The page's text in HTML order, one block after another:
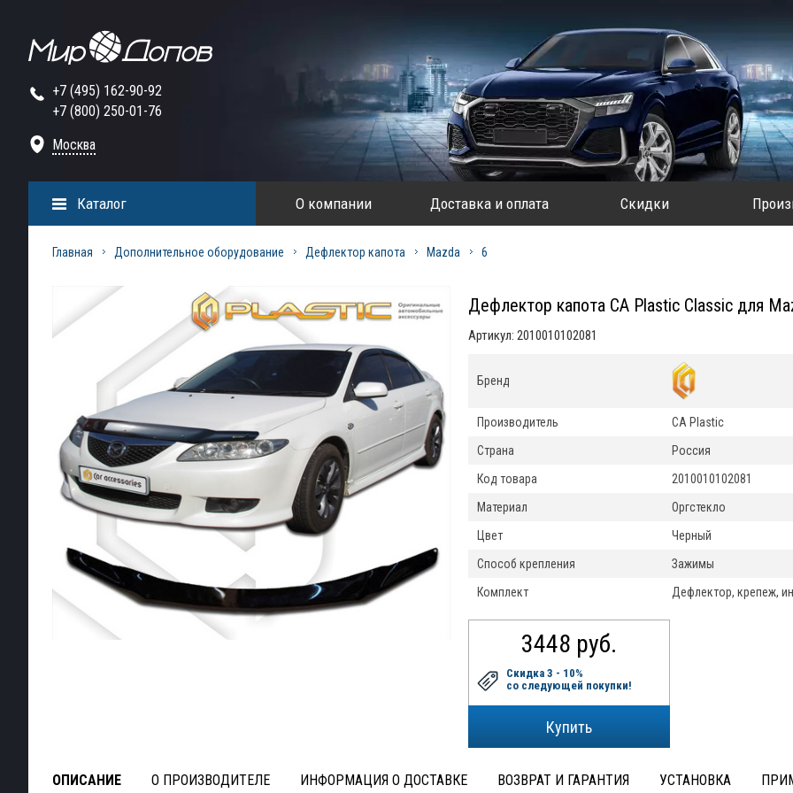
+7 (495) 162-90-92
+7 (800) 250-01-76
Москва
О компании Доставка и оплата Скидки
Каталог
Главная Дополнительное оборудование Дефлектор капота Mazda 6
Дефлектор капота CA Plastic Classic для
Артикул: 2010010102081
3448 руб.
Скидка 3 - 10%
со следующей покупки!
Бренд
Производитель
CA Plastic
Страна
Россия
Код товара
2010010102081
Материал
Оргстекло
Цвет
Черный
Способ крепления
Зажимы
Комплект
Дефлектор, крепеж,
ОПИСАНИЕ О ПРОИЗВОДИТЕЛЕ ИНФОРМАЦИЯ О ДОСТАВКЕ ВОЗВРАТ И ГАРАНТИЯ УСТАНОВКА